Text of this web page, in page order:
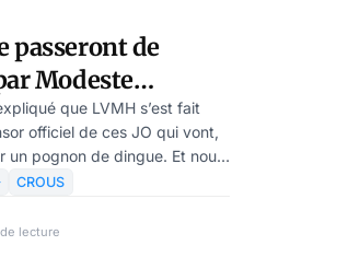
passeront de
Modeste
que LVMH s’est fait
officiel de ces JO qui vont,
un pognon de dingue. Et nous
? Peut-être quelques jet-
avec la Macronie dans
classe moyenne mondiale
CROUS
lecture